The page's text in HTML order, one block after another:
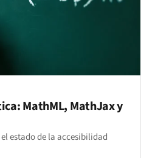
MathML, MathJax y
estado de la accesibilidad